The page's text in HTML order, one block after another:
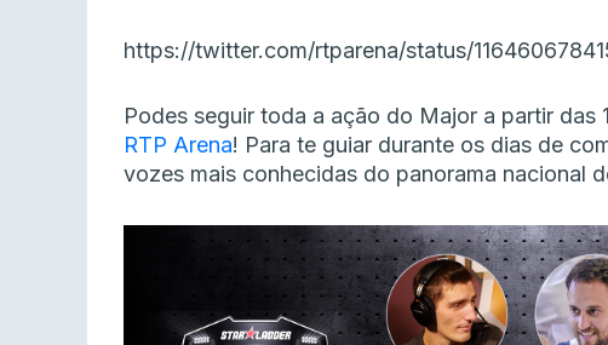
https://twitter.com/rtparena/status/
Podes seguir toda a ação do Major a partir das
RTP Arena! Para te guiar durante os dias de
vozes mais conhecidas do panorama nacional